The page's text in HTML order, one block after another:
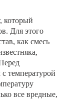
который
Для этого
как смесь
температурой
все вредные,